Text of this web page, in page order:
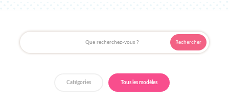
Catégories Tous les modèles